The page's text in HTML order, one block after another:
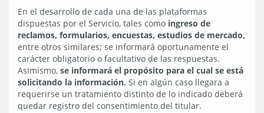
En el desarrollo de cada una de las plataformas
dispuestas por el Servicio, tales como ingreso de
reclamos, formularios, encuestas, estudios de mercado,
entre otros similares; se informará oportunamente el
carácter obligatorio o facultativo de las respuestas.
Asimismo, se informará el propósito para el cual se está
solicitando la información. Si en algún caso llegara a
requerirse un tratamiento distinto de lo indicado deberá
quedar registro del consentimiento del titular.